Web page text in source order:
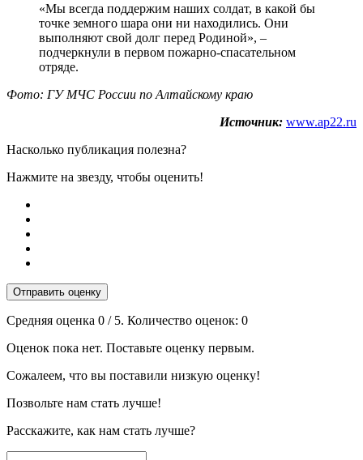
«Мы всегда поддержим наших солдат, в какой бы
точке земного шара они ни находились. Они
выполняют свой долг перед Родиной», –
подчеркнули в первом пожарно-спасательном
отряде.
Фото: ГУ МЧС России по Алтайскому краю
Источник: www.ap22.ru
Насколько публикация полезна?
Нажмите на звезду, чтобы оценить!
Отправить оценку
Средняя оценка 0 / 5. Количество оценок: 0
Оценок пока нет. Поставьте оценку первым.
Сожалеем, что вы поставили низкую оценку!
Позвольте нам стать лучше!
Расскажите, как нам стать лучше?